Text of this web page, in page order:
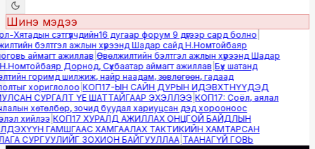
Шинэ мэдээ
сэтгүүлчдийн16 дугаар форум 9 дүгээр сард болно|
бэлтгэл ажлын хүрээнд Шадар сайд Н.Номтойбаяр
аймагт ажиллав|Өвөлжилтийн бэлтгэл ажлын хүрээнд Шадар
Дорнод, Сүхбаатар аймагт ажиллав|Бүх шатанд
горимд шилжиж, найр наадам, зөвлөгөөн, гадаад
хориглолоо|КОП17-ЫН САЙН ДУРЫН ИДЭВХТНҮҮДЭД
СУРГАЛТ ҮЕ ШАТТАЙГААР ЭХЭЛЛЭЭ|КОП17: Соёл, аялал
хөтөлбөр, зочид буудал хариуцсан дэд хорооноос
хийлээ|КОП17 ХУРАЛД АЖИЛЛАХ ОНЦГОЙ БАЙДЛЫН
ГАМШГААС ХАМГААЛАХ ТАКТИКИЙН ХАМТАРСАН
СУРГУУЛИЙГ ЗОХИОН БАЙГУУЛЛАА|ТААНАГҮЙ ГОВЬ